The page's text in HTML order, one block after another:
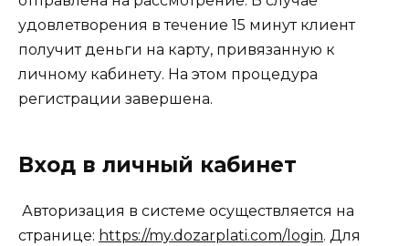
удовлетворения в течение 15 минут клиент
получит деньги на карту, привязанную к
личному кабинету. На этом процедура
регистрации завершена.
Вход в личный кабинет
Авторизация в системе осуществляется на
странице: https://my.dozarplati.com/login. Для